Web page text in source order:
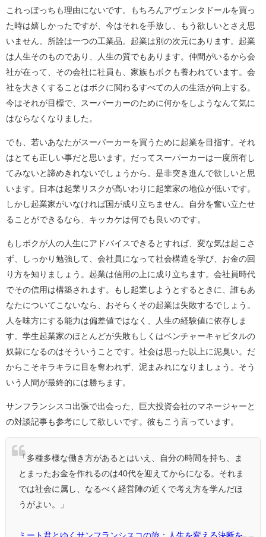
これっぽっちも理由にないです。もちろんアヴェンタドールを買っ
た時は嬉しかったですが、今はそれを手放し、もう欲しいとさえ思
いません。所詮は一つの工業品。起業は別の次元にあります。起業
は人生そのものであり、人生の質でもあります。仲間がいるから会
社が在って、その会社に社員も、家族もボクも養われています。会
社を大きくすることはボクに関わるすべての人の生活が向上する。
今はそれが目標で、スーパーカーのために何かをしようなんて気に
はならなくなりました。
でも、若いあなたがスーパーカーを買うために起業を目指す。それ
はとても正しい事だと思います。だってスーパーカーは一度所有し
てみないと諦めきれないでしょうから。是非突き進んで欲しいと思
います。日本は起業リスクが高いわりに起業家の地位が低いです。
しかし起業家がいなければ国が成り立ちません。自分を奮い立たせ
ることができるなら、キッカケは何でも良いのです。
もしボクが人の人生にアドバイスできるとすれば、変な気は起こさ
ず、しっかり勉強して、会社員になって社会構造を学び、お金の回
り方を知りましょう。起業は信用の上に成り立ちます。会社員時代
でその信用は構築されます。もし起業しようとするときに、誰もあ
なたについてこないなら、おそらくその起業は失敗するでしょう。
人を味方にする能力は偏差値ではなく、人生の経験値に依存しま
す。学生起業家のほとんどが失敗もしくはベンチャーキャピタルの
奴隷になるのはそういうことです。社会は思った以上に泥臭い。だ
からこそキラキラに目を奪われず、泥まみれになりましょう。そう
いう人間が最終的には勝ちます。
サンフランシスコ出張で出会った、巨大投資会社のマネージャーと
の対談記事も参考にして欲しいです。彼もこう言っています。
「多種多様な働き方があるとはいえ、自分の時間を持ち、ま
とまったお金を作れるのは40代を迎えてからになる。それま
では社会に属し、なるべく経営陣の近くで考え方を学んだほ
うがよい。」